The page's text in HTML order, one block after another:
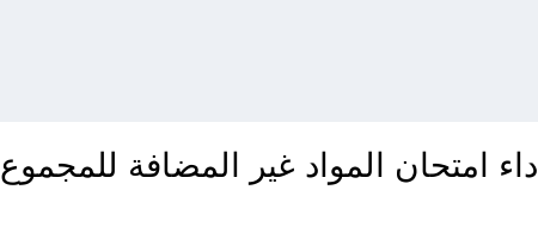
امتحان المواد غير المضافة للمجموع